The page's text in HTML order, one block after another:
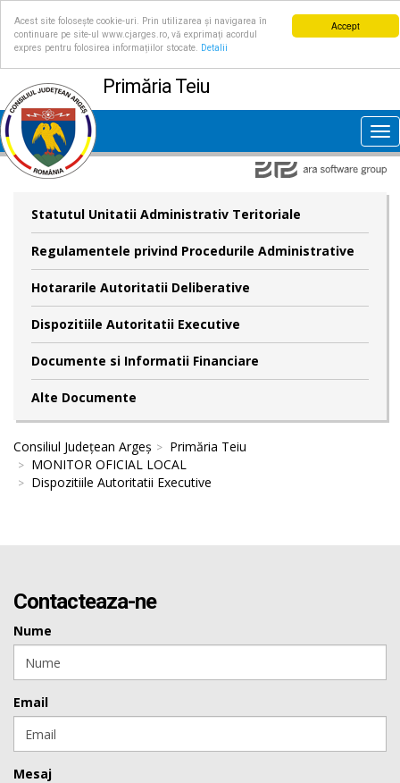
Accept
Acest site folosește cookie-uri. Prin utilizarea și navigarea în
continuare pe site-ul www.cjarges.ro, vă exprimați acordul
expres pentru folosirea informațiilor stocate.
Detalii
Primăria Teiu
Statutul Unitatii Administrativ Teritoriale
Regulamentele privind Procedurile Administrative
Hotararile Autoritatii Deliberative
Dispozitiile Autoritatii Executive
Documente si Informatii Financiare
Alte Documente
Consiliul Județean Argeș
Primăria Teiu
MONITOR OFICIAL LOCAL
Dispozitiile Autoritatii Executive
Contacteaza-ne
Nume
Email
Mesaj